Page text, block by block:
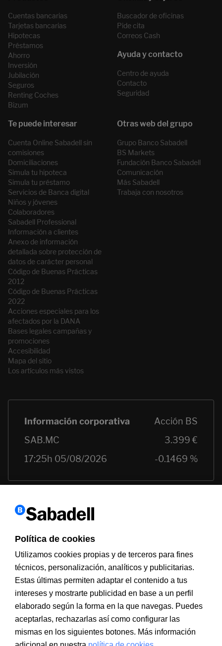
Cuentas bancarias
Tarjetas bancarias
Hipotecas
Préstamos
Ahorro
Inversión
Jubilación
Seguros
Renting Coches
Bizum
Buscador de oficinas
Pide cita
Correos Cash
Centro de ayuda
Contacto
Seguridad
Cuenta Online Sabadell sin
comisiones
Domiciliaciones
Simula tu hipoteca
Simula tu préstamo
Servicios de Banca digital
Niños y jóvenes
Colaboradores
Sabadell Professional
Información a clientes
Anexo de información
detallada sobre protección de
datos de carácter personal
Código de Buenas Prácticas
2012
Código de Buenas Prácticas
2022
Acciones especiales para los
afectados por la DANA
Bases legales campañas y
promociones
Accesibilidad
Mapa del sitio
Los artículos más vistos
Grupo Banco Sabadell
BS Markets
Fundación Banco Sabadell
Comunicación
Más Sabadell
Trabaja con nosotros
Información a clientesPSD2
MIFIDDocumentación PRIIPS
Aviso legalPolítica de cookies
Seguridad Atención al cliente
Política de cookies
Utilizamos cookies propias y de terceros para fines
técnicos, personalización, analíticos y publicitarias.
Estas últimas permiten adaptar el contenido a tus
intereses y mostrarte publicidad en base a un perfil
elaborado según la forma en la que navegas. Puedes
aceptarlas, rechazarlas así como configurar las
mismas en los siguientes botones. Más información